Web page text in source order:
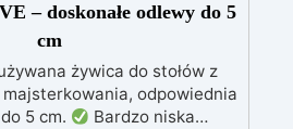
– doskonałe odlewy do 5
cm
żywica do stołów z
odpowiednia
5 cm.
Bardzo niska